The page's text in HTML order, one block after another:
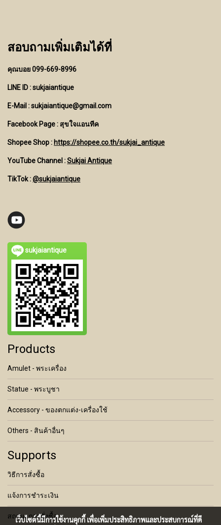
สอบถามเพิ่มเติมได้ที่
คุณบอย 099-669-8996
LINE ID : sukjaiantique
E-Mail : sukjaiantique@gmail.com
Facebook Page : สุขใจแอนทีค
Shopee Shop : https://shopee.co.th/sukjai_antique
YouTube Channel :Sukjai Antique
TikTok :@sukjaiantique
sukjaiantique
Products
Amulet - พระเครื่อง
Statue - พระบูชา
Accessory - ของตกแต่ง-เครื่องใช้
Others - สินค้าอื่นๆ
Supports
วิธีการสั่งซื้อ
แจ้งการชำระเงิน
สถานะการสั่งซื้อ
เว็บไซต์นี้มีการใช้งานคุกกี้ เพื่อเพิ่มประสิทธิภาพและประสบการณ์ที่ดี